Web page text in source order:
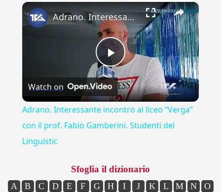
×
Play
Video
Adrano. Interessante incontro al liceo “Verga” con il prof. Fabio Gamberini. Studenti del Linguistic
Watch on
Adrano. Interessante incontro al liceo “Verga”
con il prof. Fabio Gamberini. Studenti del
Linguistic
Sfoglia il dizionario
A B C D E F G H I J K L M N
O